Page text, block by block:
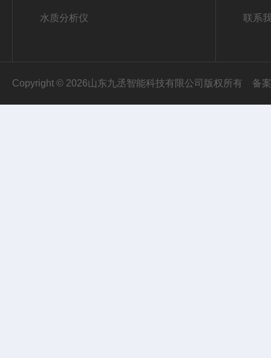
水质分析仪 联系
Copyright © 2026山东九丞智能科技有限公司版权所有 备